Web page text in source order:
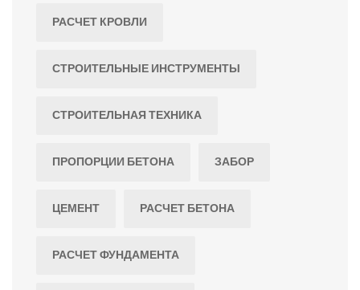
РАСЧЕТ КРОВЛИ
СТРОИТЕЛЬНЫЕ ИНСТРУМЕНТЫ
СТРОИТЕЛЬНАЯ ТЕХНИКА
ПРОПОРЦИИ БЕТОНА ЗАБОР
ЦЕМЕНТ РАСЧЕТ БЕТОНА
РАСЧЕТ ФУНДАМЕНТА